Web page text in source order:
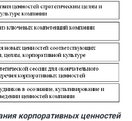
корпоративных ценностей